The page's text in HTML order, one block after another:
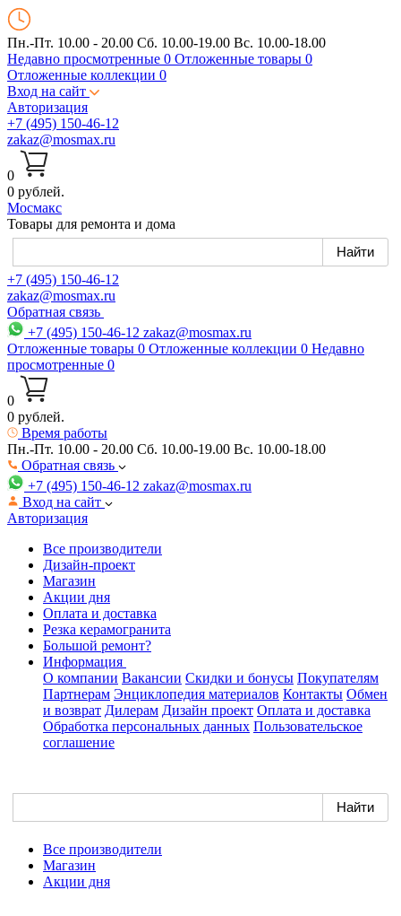
Пн.-Пт. 10.00 - 20.00 Сб. 10.00-19.00 Вс. 10.00-18.00
Недавно просмотренные 0 Отложенные товары 0
Отложенные коллекции 0
Вход на сайт
Авторизация
+7 (495) 150-46-12
zakaz@mosmax.ru
0
0 рублей.
Мосмакс
Товары для ремонта и дома
+7 (495) 150-46-12
zakaz@mosmax.ru
Обратная связь
+7 (495) 150-46-12 zakaz@mosmax.ru
Отложенные товары 0 Отложенные коллекции 0 Недавно
просмотренные 0
0
0 рублей.
Время работы
Пн.-Пт. 10.00 - 20.00 Сб. 10.00-19.00 Вс. 10.00-18.00
Обратная связь
+7 (495) 150-46-12 zakaz@mosmax.ru
Вход на сайт
Авторизация
Все производители
Дизайн-проект
Магазин
Акции дня
Оплата и доставка
Резка керамогранита
Большой ремонт?
Информация
О компании Вакансии Скидки и бонусы Покупателям
Партнерам Энциклопедия материалов Контакты Обмен
и возврат Дилерам Дизайн проект Оплата и доставка
Обработка персональных данных Пользовательское
соглашение
Все производители
Магазин
Акции дня